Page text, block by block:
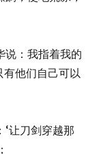
说：我指着我的
他们自己可以
‘让刀剑穿越那